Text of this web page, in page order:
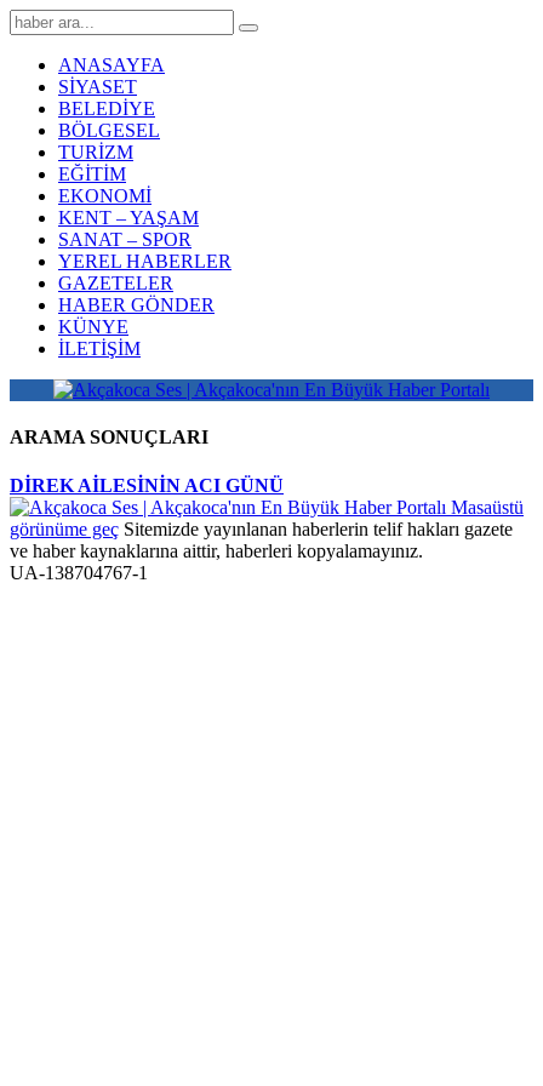
ANASAYFA
SİYASET
BELEDİYE
BÖLGESEL
TURİZM
EĞİTİM
EKONOMİ
KENT – YAŞAM
SANAT – SPOR
YEREL HABERLER
GAZETELER
HABER GÖNDER
KÜNYE
İLETİŞİM
ARAMA SONUÇLARI
DİREK AİLESİNİN ACI GÜNÜ
Masaüstü
görünüme geç Sitemizde yayınlanan haberlerin telif hakları gazete
ve haber kaynaklarına aittir, haberleri kopyalamayınız.
UA-138704767-1